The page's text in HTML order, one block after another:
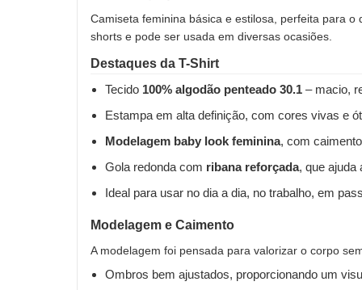
Camiseta feminina básica e estilosa, perfeita para
shorts e pode ser usada em diversas ocasiões.
Destaques da T-Shirt
Tecido 100% algodão penteado 30.1 – macio,
Estampa em alta definição, com cores vivas e
Modelagem baby look feminina, com
Gola redonda com ribana reforçada, que ajuda
Ideal para usar no dia a dia, no trabalho, em
Modelagem e Caimento
A modelagem foi pensada para valorizar o corpo
Ombros bem ajustados, proporcionando um